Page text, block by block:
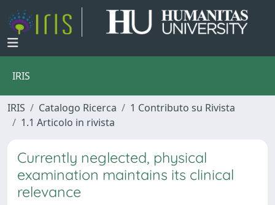
IRIS
IRIS Catalogo Ricerca
1 Contributo su Rivista
1.1 Articolo in rivista
Currently neglected, physical
examination maintains its clinical
relevance